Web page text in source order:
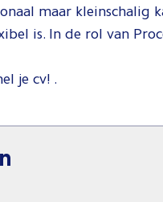
maar kleinschalig
is. In de rol van
je cv! .